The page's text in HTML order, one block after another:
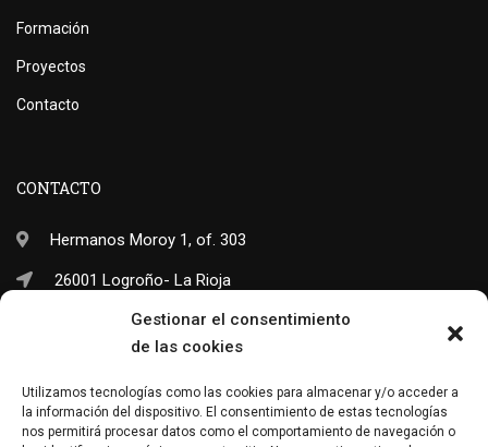
Gestionar el consentimiento
de las cookies
Utilizamos tecnologías como las cookies para almacenar y/o acceder a
la información del dispositivo. El consentimiento de estas tecnologías
nos permitirá procesar datos como el comportamiento de navegación o
Formación
Proyectos
Contacto
CONTACTO
Hermanos Moroy 1, of. 303
26001 Logroño- La Rioja
(+34) 941 703 245